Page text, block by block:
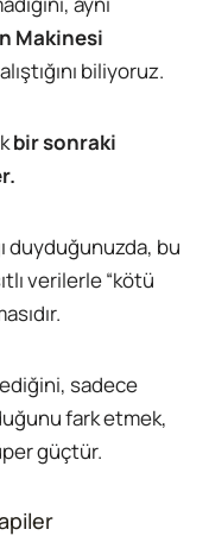
Makinesi
biliyoruz.
bir sonraki
duyduğunuzda, bu
verilerle “kötü
sadece
fark etmek,
güçtür.